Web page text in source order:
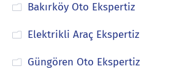
Bakırköy Oto Ekspertiz
Elektrikli Araç Ekspertiz
Güngören Oto Ekspertiz